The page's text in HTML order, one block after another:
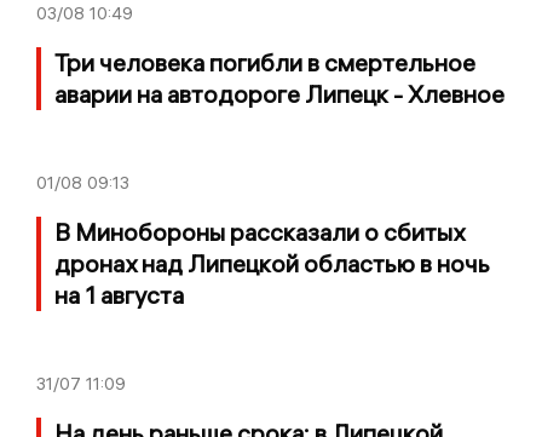
03/08 10:49
Три человека погибли в смертельное
аварии на автодороге Липецк - Хлевное
01/08 09:13
В Минобороны рассказали о сбитых
дронах над Липецкой областью в ночь
на 1 августа
31/07 11:09